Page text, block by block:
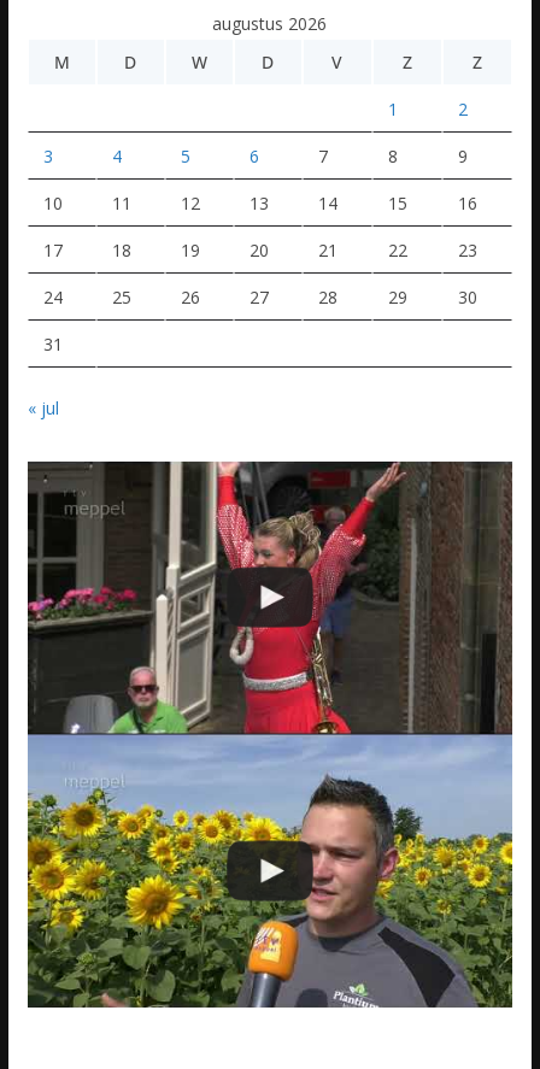
augustus 2026
M
D W D V Z Z
1 2
3 4 5 6 7 8 9
10 11 12 13 14 15 16
17 18 19 20 21 22 23
24 25 26 27 28 29 30
31
« jul